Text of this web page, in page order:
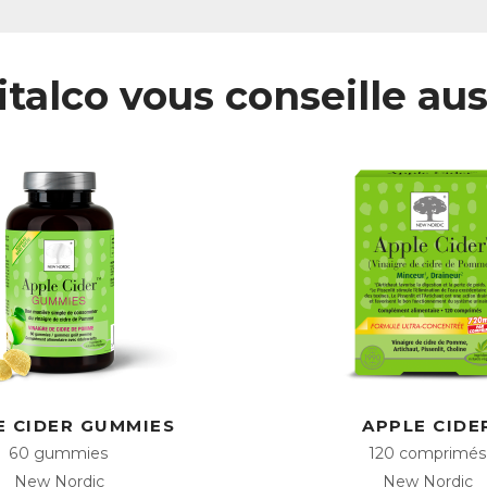
vous conseille
CIDER GUMMIES
60 gummies
New Nordic
APPLE
120 comprimés
New Nordic